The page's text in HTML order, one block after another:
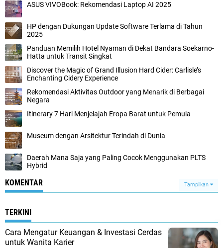
ASUS VIVOBook: Rekomendasi Laptop AI 2025
HP dengan Dukungan Update Software Terlama di Tahun
2025
Panduan Memilih Hotel Nyaman di Dekat Bandara Soekarno-
Hatta untuk Transit Singkat
Discover the Magic of Grand Illusion Hard Cider: Carlisle’s
Enchanting Cidery Experience
Rekomendasi Aktivitas Outdoor yang Menarik di Berbagai
Negara
Itinerary 7 Hari Menjelajah Eropa Barat untuk Pemula
Museum dengan Arsitektur Terindah di Dunia
Daerah Mana Saja yang Paling Cocok Menggunakan PLTS
Hybrid
KOMENTAR Tampilkan
TERKINI
Cara Mengatur Keuangan & Investasi Cerdas
untuk Wanita Karier